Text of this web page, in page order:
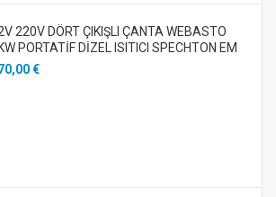
220V DÖRT ÇIKIŞLI ÇANTA WEBASTO
PORTATİF DİZEL ISITICI SPECHTON EM
€